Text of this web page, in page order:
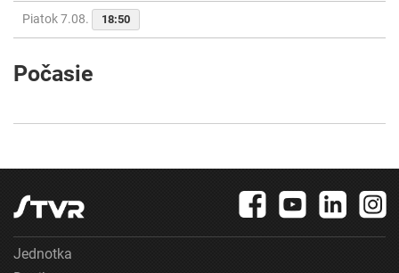
Piatok 7.08. 18:50
Počasie
Jednotka